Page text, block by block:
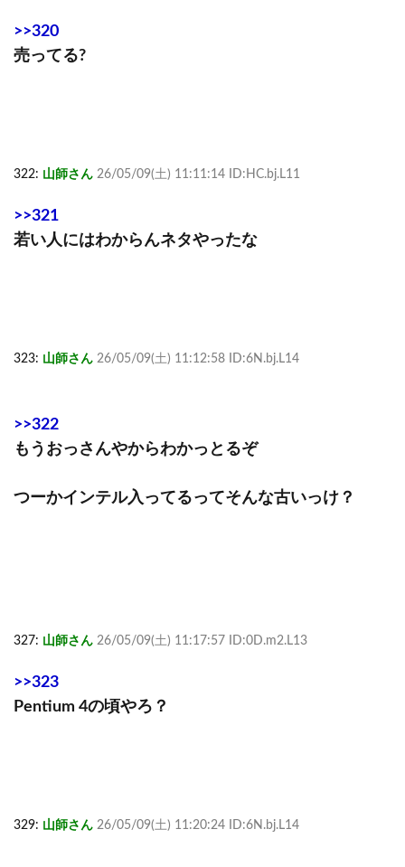
>>320
売ってる?
322: 山師さん 26/05/09(土) 11:11:14 ID:HC.bj.L11
>>321
若い人にはわからんネタやったな
323: 山師さん 26/05/09(土) 11:12:58 ID:6N.bj.L14
>>322
もうおっさんやからわかっとるぞ
つーかインテル入ってるってそんな古いっけ？
327: 山師さん 26/05/09(土) 11:17:57 ID:0D.m2.L13
>>323
Pentium 4の頃やろ？
329: 山師さん 26/05/09(土) 11:20:24 ID:6N.bj.L14